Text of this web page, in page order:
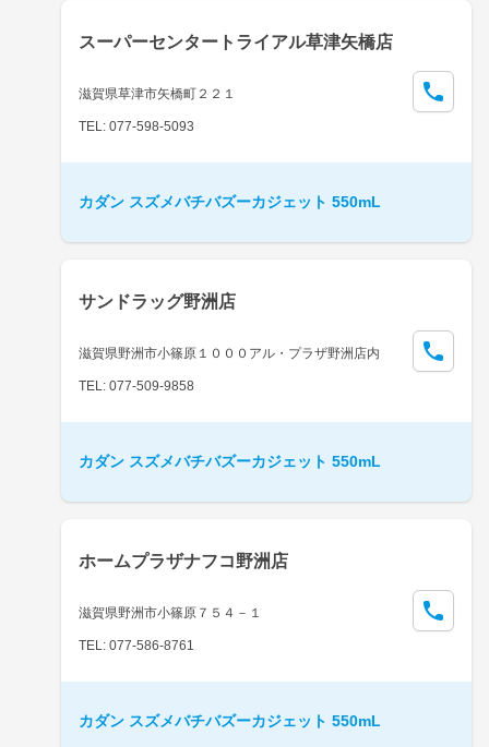
スーパーセンタートライアル草津矢橋店
滋賀県草津市矢橋町２２１
TEL: 077-598-5093
カダン スズメバチバズーカジェット 550mL
サンドラッグ野洲店
滋賀県野洲市小篠原１０００アル・プラザ野洲店内
TEL: 077-509-9858
カダン スズメバチバズーカジェット 550mL
ホームプラザナフコ野洲店
滋賀県野洲市小篠原７５４－１
TEL: 077-586-8761
カダン スズメバチバズーカジェット 550mL